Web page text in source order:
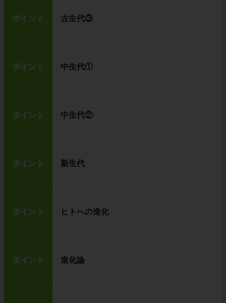
ポイント 古生代③
ポイント 中生代①
ポイント 中生代②
ポイント 新生代
ポイント ヒトへの進化
ポイント 進化論